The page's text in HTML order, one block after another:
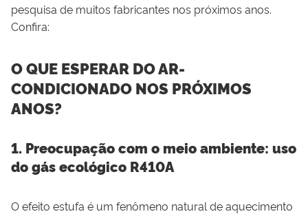
pesquisa de muitos fabricantes nos próximos anos.
Confira:
O QUE ESPERAR DO AR-
CONDICIONADO NOS PRÓXIMOS
ANOS?
1. Preocupação com o meio ambiente: uso
do gás ecológico R410A
O efeito estufa é um fenômeno natural de aquecimento